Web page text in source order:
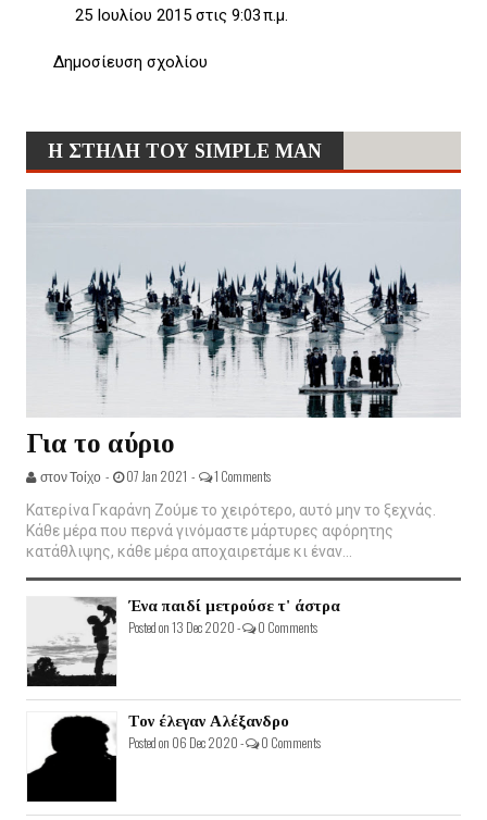
25 Ιουλίου 2015 στις 9:03 π.μ.
Δημοσίευση σχολίου
Η ΣΤΗΛΗ ΤΟΥ SIMPLE MAN
Για το αύριο
στον Τοίχο - 07 Jan 2021 - 1 Comments
Κατερίνα Γκαράνη Ζούμε το χειρότερο, αυτό μην το ξεχνάς.
Κάθε μέρα που περνά γινόμαστε μάρτυρες αφόρητης
κατάθλιψης, κάθε μέρα αποχαιρετάμε κι έναν...
Ένα παιδί μετρούσε τ' άστρα
Posted on 13 Dec 2020 - 0 Comments
Τον έλεγαν Αλέξανδρο
Posted on 06 Dec 2020 - 0 Comments